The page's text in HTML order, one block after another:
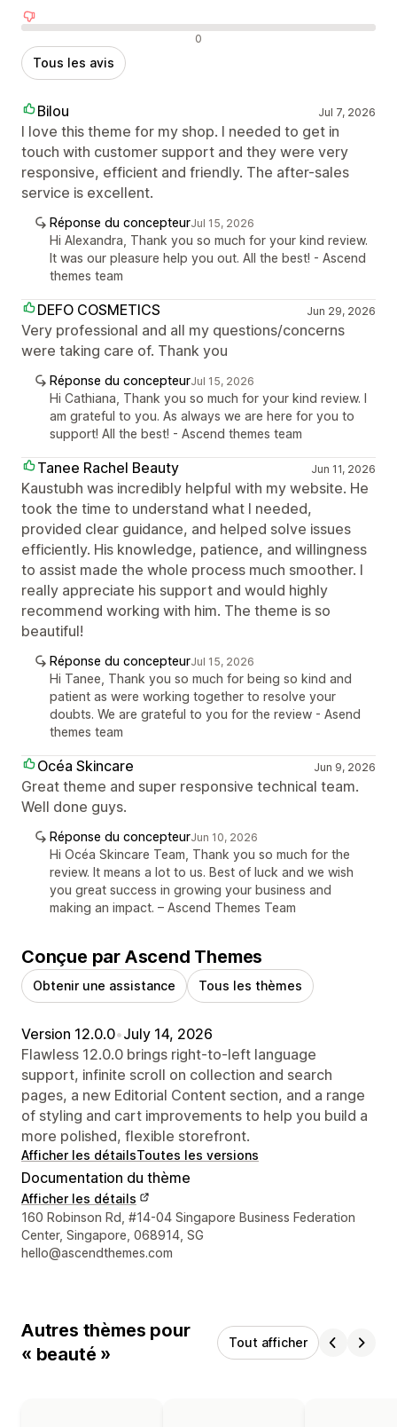
Avis négatifs 0
Tous les avis
Bilou Jul 7, 2026
I love this theme for my shop. I needed to get in
touch with customer support and they were very
responsive, efficient and friendly. The after-sales
service is excellent.
Réponse du concepteurJul 15, 2026
Hi Alexandra, Thank you so much for your kind review.
It was our pleasure help you out. All the best! - Ascend
themes team
DEFO COSMETICS Jun 29, 2026
Very professional and all my questions/concerns
were taking care of. Thank you
Réponse du concepteurJul 15, 2026
Hi Cathiana, Thank you so much for your kind review. I
am grateful to you. As always we are here for you to
support! All the best! - Ascend themes team
Tanee Rachel Beauty Jun 11, 2026
Kaustubh was incredibly helpful with my website. He
took the time to understand what I needed,
provided clear guidance, and helped solve issues
efficiently. His knowledge, patience, and willingness
to assist made the whole process much smoother. I
really appreciate his support and would highly
recommend working with him. The theme is so
beautiful!
Réponse du concepteurJul 15, 2026
Hi Tanee, Thank you so much for being so kind and
patient as were working together to resolve your
doubts. We are grateful to you for the review - Asend
themes team
Océa Skincare Jun 9, 2026
Great theme and super responsive technical team.
Well done guys.
Réponse du concepteurJun 10, 2026
Hi Océa Skincare Team, Thank you so much for the
review. It means a lot to us. Best of luck and we wish
you great success in growing your business and
making an impact. – Ascend Themes Team
Conçue par Ascend Themes
Obtenir une assistance Tous les thèmes
Version 12.0.0•July 14, 2026
Flawless 12.0.0 brings right-to-left language
support, infinite scroll on collection and search
pages, a new Editorial Content section, and a range
of styling and cart improvements to help you build a
more polished, flexible storefront.
Afficher les détailsToutes les versions
Documentation du thème
Afficher les détails
Coordonnées du concepteur
160 Robinson Rd, #14-04 Singapore Business Federation
Center, Singapore, 068914, SG
hello@ascendthemes.com
Autres thèmes pour
« beauté »
Tout afficher